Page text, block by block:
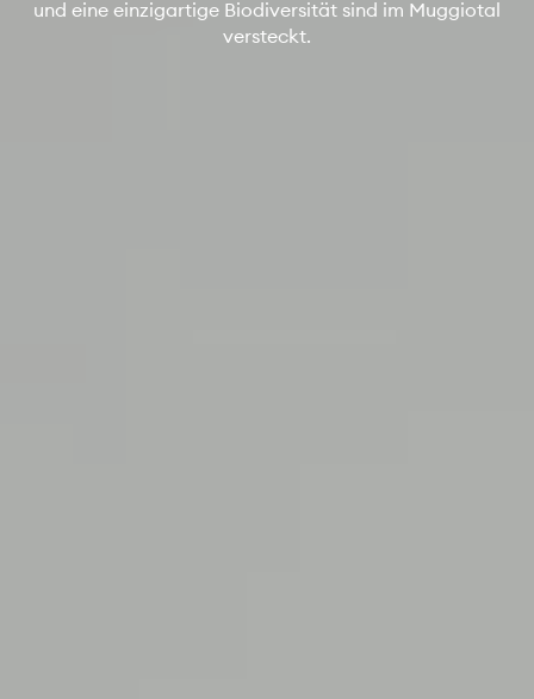
und eine einzigartige Biodiversität sind im Muggiotal
versteckt.